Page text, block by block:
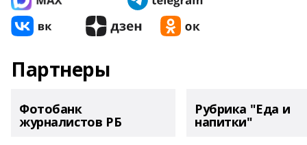
Партнеры
Фотобанк
журналистов РБ
Рубрика "Еда и
напитки"